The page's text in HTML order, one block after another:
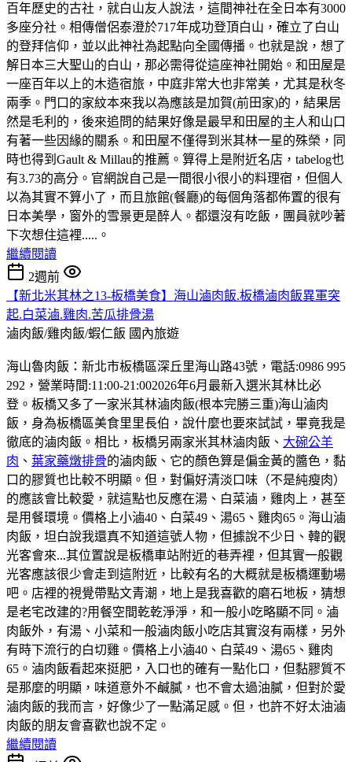
百年歷史的古社，就白山友人說法，這間神社在全日本有3000
多座分社。相傳僧侶泰澄於717年成功登頂白山，確立了白山
的登拜信仰，並以此神社為起點向全國傳播。也就是說，想了
解日本三大聖山的白山，那必需得從這座神社開始。和田屋是
一座百年以上的木造宿旅，中庭非常大也非常美，尤其是秋冬
兩季。門口的家紋本來我以為應該是加賀(前田家)的，結果居
然是毛利的，後來追問的結果好像是最早和田屋的主人和山口
有著一些因緣的關系。和田屋不僅得到米其林一星的殊榮，同
時也得到Gault & Millau的推薦。算得上是附近名店，tabelog也
有3.73的高分。官網說自己是一間很小很小的料理宿，但個人
以為其實不算小了，而且旅館(餐廳)的每個角落都佈置的很有
日本美學，窗外的雪景更是醉人。都還沒有吃飯，團員就吵著
下次想住這裡.....。
繼續閱讀
2週前
【新北米其林之13-板橋美食】海山滷肉飯.板橋滷肉飯異軍突
起.白菜滷.雞肉.苦瓜排骨湯
滷肉飯/雞肉飯/蝦仁飯 國內旅遊
海山魯肉飯：新北市板橋區深丘里海山路43號，電話:0986 995
292，營業時間:11:00-21:002026年6月最新入選米其林比必
登。板橋又多了一家米其林滷肉飯(根本完勝三重)海山滷肉
飯，身為板橋區美食里里長伯，說什麼也要來試試，畢竟我是
徹底的滷肉飯。相比，板橋另兩家米其林滷肉飯、 大碗公羊
肉 、 葉家藥燉排骨的滷肉飯、它的顏色算是偏金黃的醬色，黏
口的膠質也比較不明顯。但，對偏好清淡口味（不是純瘦肉）
的應該會比較愛，就這點也反應在湯、白菜滷，雞肉上，甚至
是用餐環境。價格上小滷40、白菜49、湯65、雞肉65。海山滷
肉飯，坦白說我還真不知道這號人物，但據說不少日、韓的觀
光客會來...其位置說是板橋車站附近的巷弄裡，但其實一般觀
光客應該很少會走到這附近，比較有名的大概就是板橋運動場
吧。店裡的視覺帶點文青潮，地上是我喜歡的磨石地板，猜想
是老宅改建的?用餐空間乾乾淨淨，和一般小吃略顯不同。滷
肉飯外，有湯、小菜和一般滷肉飯小吃店其實沒有兩樣，另外
有時下流行的白切雞。價格上小滷40、白菜49、湯65、雞肉
65。滷肉飯看起來挺肥，入口也的確有一點化口，但黏膠質不
是那麼的明顯，味道意外不鹹膩，也不會太過油膩，但對於愛
滷肉飯的我而言，好像少了一點滿足感。但，也許不好太油滷
肉飯的朋友會喜歡也說不定。
繼續閱讀